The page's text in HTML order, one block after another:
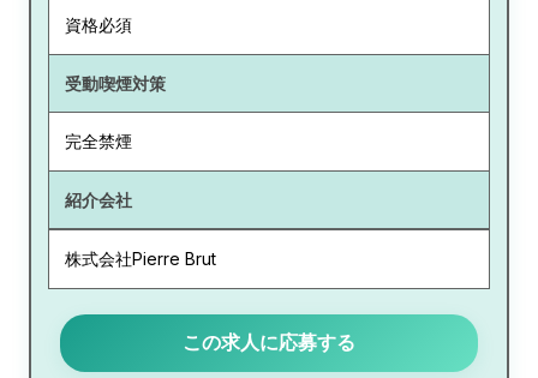
資格必須
受動喫煙対策
完全禁煙
紹介会社
株式会社Pierre Brut
この求人に応募する